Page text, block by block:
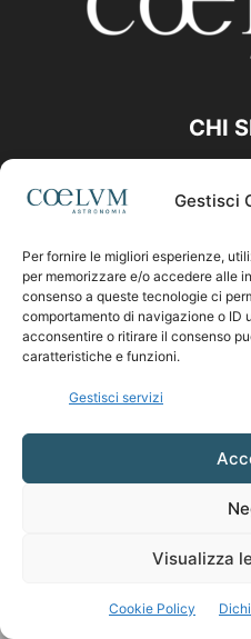
Gestisci
Per fornire le migliori esperienze,
per memorizzare e/o accedere alle
consenso a queste tecnologie ci
comportamento di navigazione o ID
acconsentire o ritirare il consenso
caratteristiche e funzioni.
Gestisci servizi
Visualizza
Cookie Policy
CHI
Contattaci: